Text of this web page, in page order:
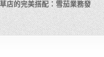
店的完美搭配：雪茄業務發